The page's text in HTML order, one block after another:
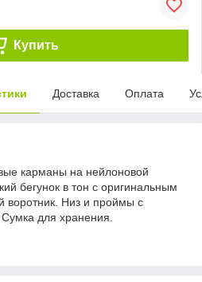
Купить
Доставка Оплата
карманы на нейлоновой
бегунок в тон с оригинальным
воротник. Низ и проймы с
для хранения.